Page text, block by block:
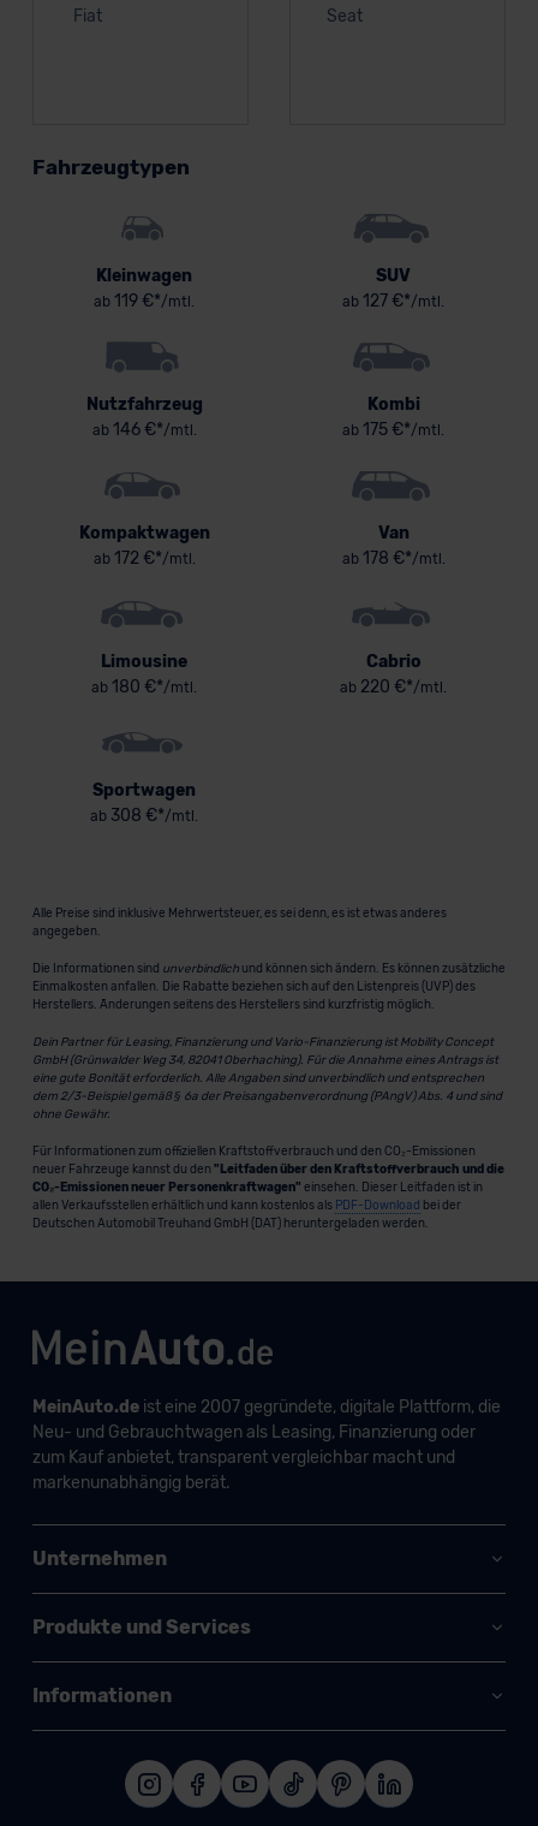
Fiat Seat
Fahrzeugtypen
Kleinwagen
ab 119 €*/mtl.
SUV
ab 127 €*/mtl.
Nutzfahrzeug
ab146 €*/mtl.
Kombi
ab 175 €*/mtl.
Kompaktwagen
ab172 €*/mtl.
Van
ab178 €*/mtl.
Limousine
ab 180 €*/mtl.
Cabrio
ab 220 €*/mtl.
Sportwagen
ab 308 €*/mtl.
Alle Preise sind inklusive Mehrwertsteuer, es sei denn, es ist etwas anderes
angegeben.
Die Informationen sind unverbindlichund können sich ändern. Es können zusätzliche
Einmalkosten anfallen. Die Rabatte beziehen sich auf den Listenpreis (UVP) des
Herstellers. Änderungen seitens des Herstellers sind kurzfristig möglich.
Dein Partner für Leasing, Finanzierung und Vario-Finanzierung ist Mobility Concept
GmbH (Grünwalder Weg 34, 82041 Oberhaching). Für die Annahme eines Antrags ist
eine gute Bonität erforderlich. Alle Angaben sind unverbindlich und entsprechen
dem 2/3-Beispiel gemäß § 6a der Preisangabenverordnung (PAngV) Abs. 4 und sind
ohne Gewähr.
Für Informationen zum offiziellen Kraftstoffverbrauch und den CO₂-Emissionen
neuer Fahrzeuge kannst du den "Leitfaden über den Kraftstoffverbrauch und die
CO₂-Emissionen neuer Personenkraftwagen" einsehen. Dieser Leitfaden ist in
allen Verkaufsstellen erhältlich und kann kostenlos als PDF-Download bei der
Deutschen Automobil Treuhand GmbH (DAT) heruntergeladen werden.
MeinAuto.deist eine 2007 gegründete, digitale Plattform, die
Neu- und Gebrauchtwagen als Leasing, Finanzierung oder
zum Kauf anbietet, transparent vergleichbar macht und
markenunabhängig berät.
Unternehmen
Produkte und Services
Informationen